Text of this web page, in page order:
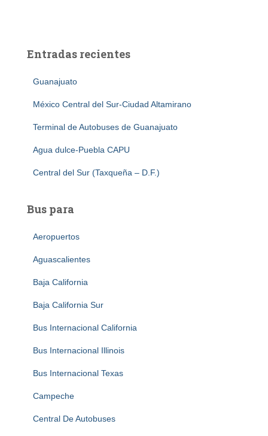
Entradas recientes
Guanajuato
México Central del Sur-Ciudad Altamirano
Terminal de Autobuses de Guanajuato
Agua dulce-Puebla CAPU
Central del Sur (Taxqueña – D.F.)
Bus para
Aeropuertos
Aguascalientes
Baja California
Baja California Sur
Bus Internacional California
Bus Internacional Illinois
Bus Internacional Texas
Campeche
Central De Autobuses